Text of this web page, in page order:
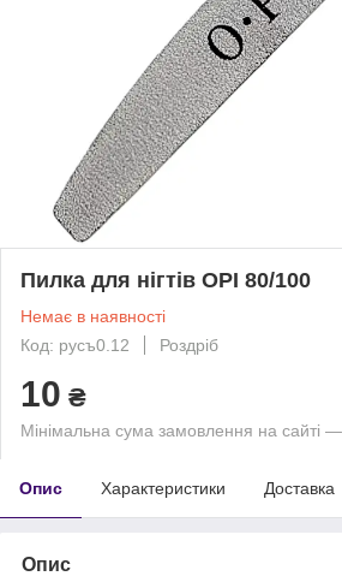
Пилка для нігтів OPI 80/100
Немає в наявності
Код: русъ0.12
Роздріб
10 ₴
Мінімальна сума замовлення на сайті
Опис Характеристики Доставка
Опис